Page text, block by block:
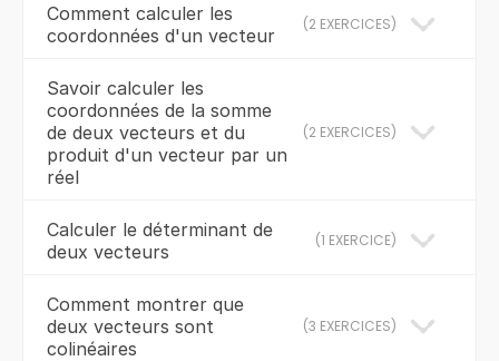
Comment calculer les
coordonnées d'un vecteur
(2 EXERCICES)
Savoir calculer les
coordonnées de la somme
de deux vecteurs et du
produit d'un vecteur par un
réel
(2 EXERCICES)
Calculer le déterminant de
deux vecteurs
(1 EXERCICE)
Comment montrer que
deux vecteurs sont
colinéaires
(3 EXERCICES)